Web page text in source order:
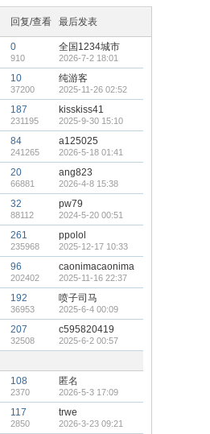
回复/查看 最后发表
0
910
全国1234城市
2026-7-2 18:01
10
37200
纯游客
2025-11-26 02:52
187
231195
kisskiss41
2025-9-30 15:10
84
241265
a125025
2026-5-18 01:41
20
66881
ang823
2026-4-8 15:38
32
88112
pw79
2024-5-20 00:51
261
235968
ppolol
2025-12-17 10:33
96
202402
caonimacaonima
2025-11-16 22:37
192
36953
喷子司马
2025-6-4 00:09
207
32508
c595820419
2025-6-2 00:57
108
2370
匿名
2026-5-3 17:09
117
2850
trwe
2026-3-23 09:21